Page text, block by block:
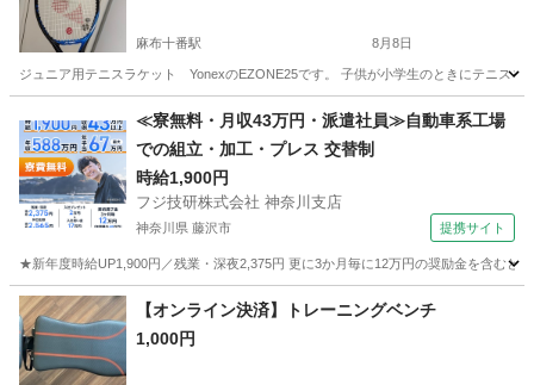
麻布十番駅 8月8日
ジュニア用テニスラケット YonexのEZONE25です。 子供が小学生のときにテニス
麻布十番駅 テニス
≪寮無料・月収43万円・派遣社員≫自動車系工場
での組立・加工・プレス 交替制
時給1,900円
フジ技研株式会社 神奈川支店
神奈川県 藤沢市 提携サイト
★新年度時給UP1,900円／残業・深夜2,375円 更に3か月毎に12万円の奨励金を含む
神奈川 藤沢市 その他
【オンライン決済】トレーニングベンチ
1,000円